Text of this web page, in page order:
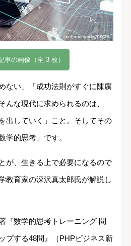
事の画像（全 3 枚）
ない」「成功法則がすぐに陳腐
な現代に求められるのは、
出していく」こと。そしてその
学的思考」です。
が、生きる上で必要になるので
教育家の深沢真太郎氏が解説し
『数学的思考トレーニング 問
プする48問』（PHPビジネス新